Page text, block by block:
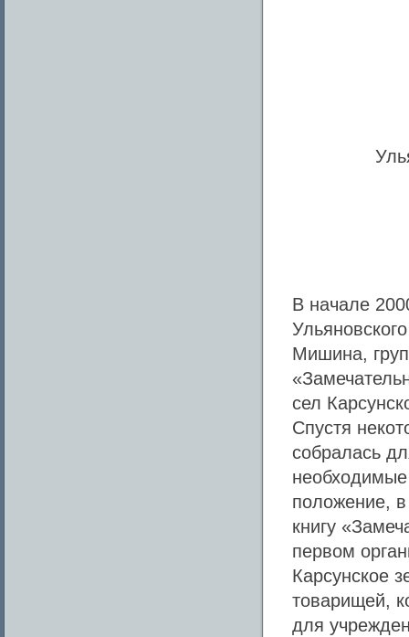
В начале
Мишина,
сел
Спустя
собралась
положение,
книгу
первом
Карсунское
товарищей,
для